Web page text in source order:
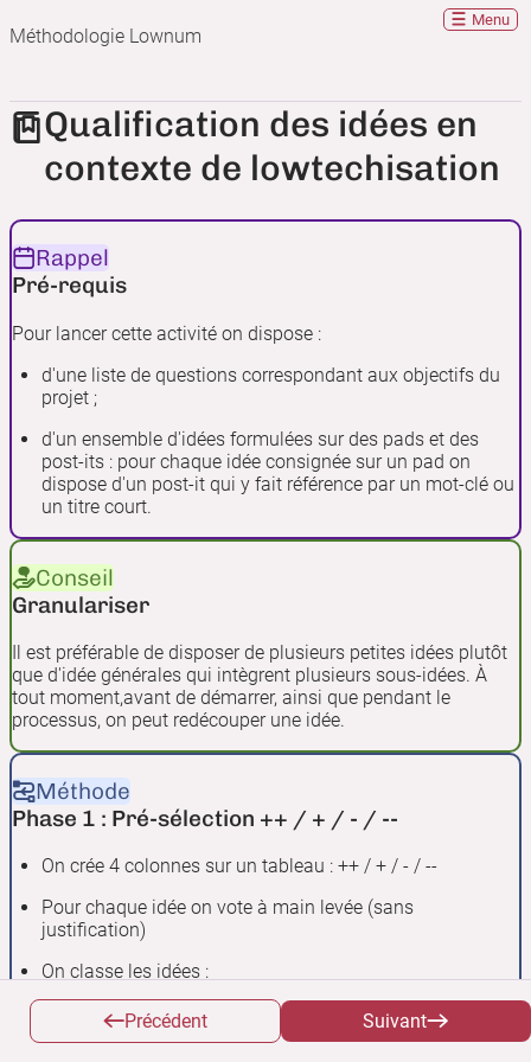
Méthodologie Lownum
Menu
Qualification des idées en
contexte de lowtechisation
Rappel
Pré-requis
Pour lancer cette activité on dispose :
d'une liste de questions correspondant aux objectifs du
projet ;
d'un ensemble d'idées formulées sur des pads et des
post-its : pour chaque idée consignée sur un pad on
dispose d'un post-it qui y fait référence par un mot-clé ou
un titre court.
Conseil
Granulariser
Il est préférable de disposer de plusieurs petites idées plutôt
que d'idée générales qui intègrent plusieurs sous-idées. À
tout moment,avant de démarrer, ainsi que pendant le
processus, on peut redécouper une idée.
Méthode
Phase 1 : Pré-sélection ++ / + / - / --
On crée 4 colonnes sur un tableau : ++ / + / - / --
Pour chaque idée on vote à main levée (sans
justification)
On classe les idées :
Unanimité pour : ++
Précédent Suivant